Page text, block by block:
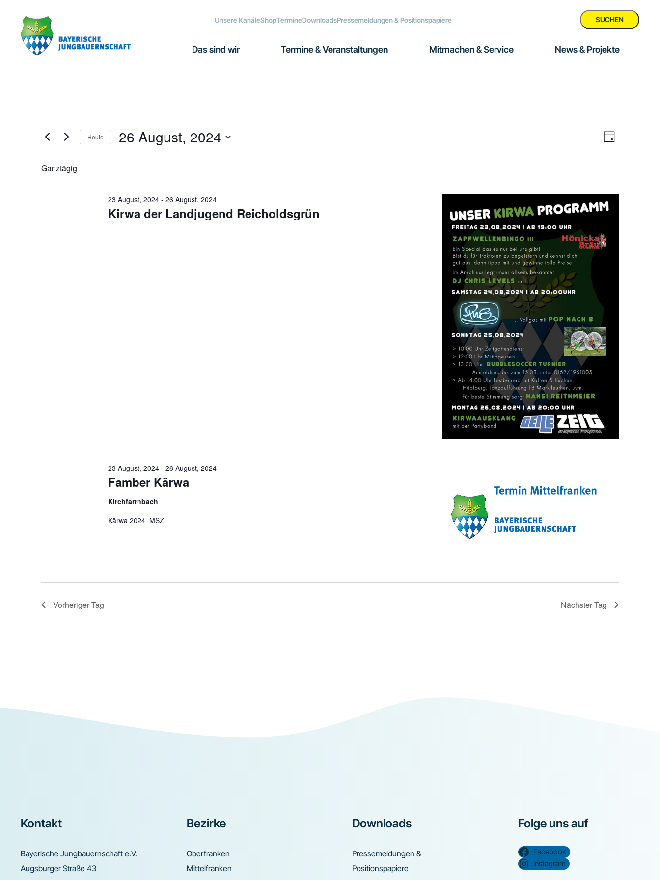
Hauptnavigation
springen
springen
Fußzeile
springen
Unsere KanäleShopTermineDownloadsPressemeldungen & Positionspapiere SUCHEN
Das sind wir Termine & Veranstaltungen Mitmachen & Service News & Projekte
Veranstaltungen
für
Tag
Heute 26 August, 2024
wählen.
Ganztägig
Kirwa der Landjugend Reicholdsgrün
23 August, 2024- 26 August, 2024
Famber Kärwa
23 August, 2024- 26 August, 2024
Kirchfarrnbach
Kärwa 2024_MSZ
Vorheriger Tag Nächster Tag
Footer
Kontakt
Bayerische Jungbauernschaft e.V.
Augsburger Straße 43
Bezirke
Oberfranken
Mittelfranken
Downloads
Pressemeldungen &
Positionspapiere
Folge uns auf
Facebook
Instagram